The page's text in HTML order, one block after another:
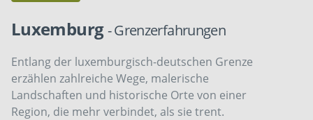
Luxemburg- Grenzerfahrungen
Entlang der luxemburgisch-deutschen Grenze
erzählen zahlreiche Wege, malerische
Landschaften und historische Orte von einer
Region, die mehr verbindet, als sie trent.